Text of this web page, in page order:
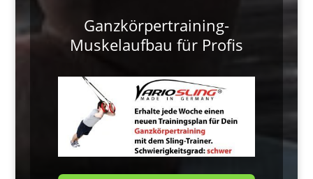
Ganzkörpertraining-
Muskelaufbau für Profis